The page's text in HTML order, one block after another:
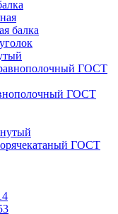
балка
ГОСТ
ГОСТ
ГОСТ